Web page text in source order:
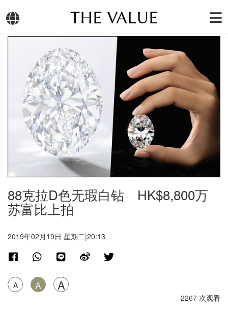
THE VALUE
88克拉D色无瑕白钻 HK$8,800万
苏富比上拍
2019年02月19日 星期二|20:13
A A A
2267 次观看